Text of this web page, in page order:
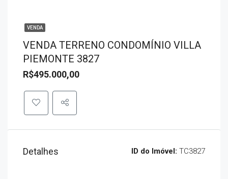
VENDA
VENDA TERRENO CONDOMÍNIO VILLA
PIEMONTE 3827
R$495.000,00
Detalhes ID do Imóvel: TC3827